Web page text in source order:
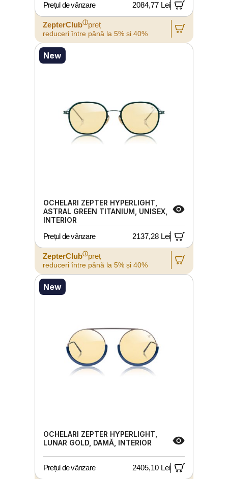
Prețul de vânzare
2084,77 Lei
ZepterClubⓘpreț
reduceri între până la 5% și 40%
New
OCHELARI ZEPTER HYPERLIGHT,
ASTRAL GREEN TITANIUM, UNISEX,
INTERIOR
Prețul de vânzare
2137,28 Lei
ZepterClubⓘpreț
reduceri între până la 5% și 40%
New
OCHELARI ZEPTER HYPERLIGHT,
LUNAR GOLD, DAMĂ, INTERIOR
Prețul de vânzare 2405,10 Lei